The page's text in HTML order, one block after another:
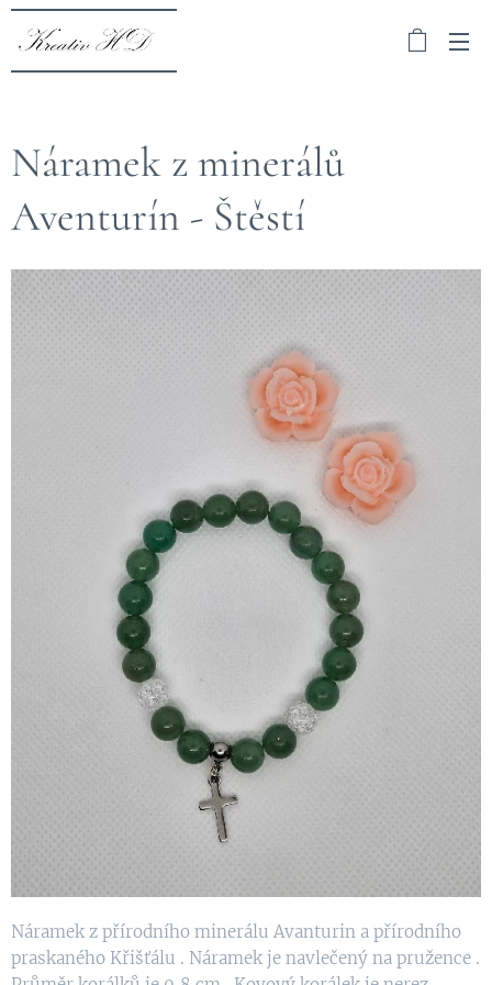
Náramek z minerálů
Aventurín - Štěstí
Náramek z přírodního minerálu Avanturin a přírodního
praskaného Křišťálu . Náramek je navlečený na pružence .